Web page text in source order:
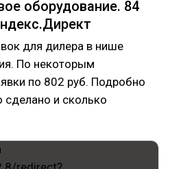
оборудование. 84
для дилера в нише
По некоторым
по 802 руб. Подробно
и сколько